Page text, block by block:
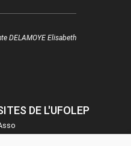
DELAMOYE Elisabeth
DE L'UFOLEP